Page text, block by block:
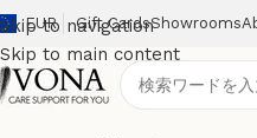
Skip to navigation
Skip to main content
EUR Gift CardsShowrooms